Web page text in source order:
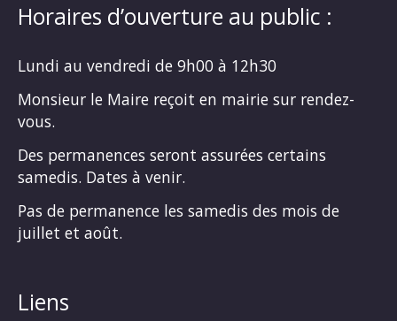
Horaires d’ouverture au public :
Lundi au vendredi de 9h00 à 12h30
Monsieur le Maire reçoit en mairie sur rendez-
vous.
Des permanences seront assurées certains
samedis. Dates à venir.
Pas de permanence les samedis des mois de
juillet et août.
Liens